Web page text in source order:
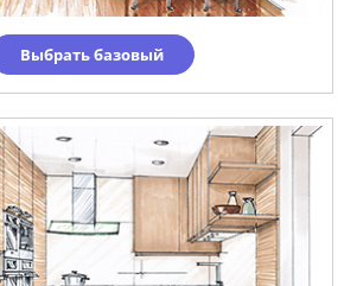
Выбрать базовый